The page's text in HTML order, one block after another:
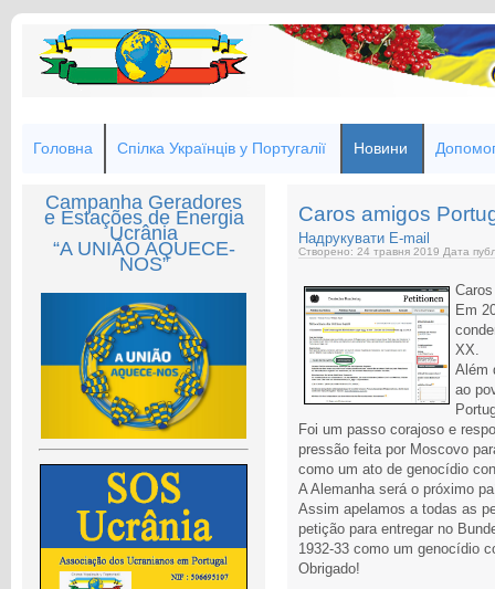
Головна Спілка Українців у Португалії Новини
Campanha Geradores
e Estações de Energia
Ucrânia
“A UNIÃO AQUECE-
NOS”
Caros amigos
Надрукувати E-mail
Створено: 24 травня 2019 Дата
Em
XX.
Além
ao
Foi um passo corajoso e
pressão feita por Moscovo
como um ato de genocídio
A Alemanha será o próximo
Assim apelamos a todas as
petição para entregar no
1932-33 como um genocídio
Obrigado!